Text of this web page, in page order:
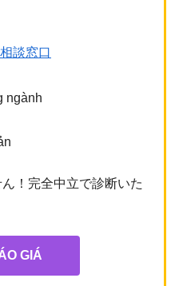
談窓口
ngành
！完全中⽴で診断いた
GIÁ